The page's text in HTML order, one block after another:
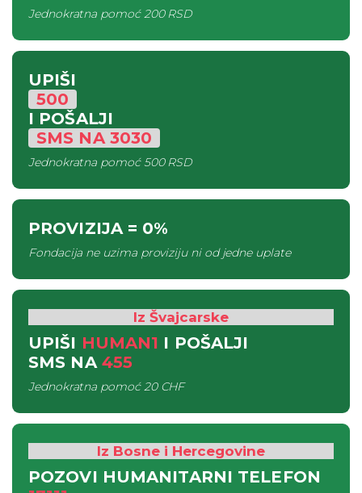
Jednokratna pomoć200 RSD
UPIŠI
500
I POŠALJI
SMS NA3030
Jednokratna pomoć500 RSD
PROVIZIJA= 0%
Fondacija ne uzima proviziju ni od jedne uplate
Iz Švajcarske
UPIŠI HUMAN1 I POŠALJI
SMS NA 455
Jednokratna pomoć20 CHF
Iz Bosne i Hercegovine
POZOVI HUMANITARNI TELEFON